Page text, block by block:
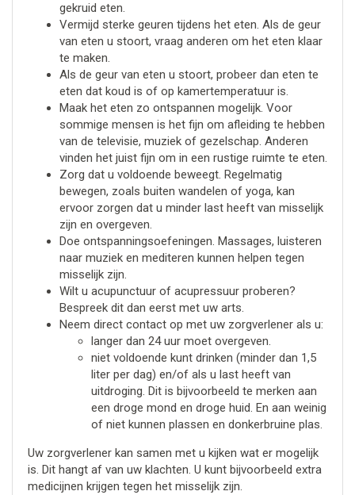
gekruid eten.
Vermijd sterke geuren tijdens het eten. Als de geur
van eten u stoort, vraag anderen om het eten klaar
te maken.
Als de geur van eten u stoort, probeer dan eten te
eten dat koud is of op kamertemperatuur is.
Maak het eten zo ontspannen mogelijk. Voor
sommige mensen is het fijn om afleiding te hebben
van de televisie, muziek of gezelschap. Anderen
vinden het juist fijn om in een rustige ruimte te eten.
Zorg dat u voldoende beweegt. Regelmatig
bewegen, zoals buiten wandelen of yoga, kan
ervoor zorgen dat u minder last heeft van misselijk
zijn en overgeven.
Doe ontspanningsoefeningen. Massages, luisteren
naar muziek en mediteren kunnen helpen tegen
misselijk zijn.
Wilt u acupunctuur of acupressuur proberen?
Bespreek dit dan eerst met uw arts.
Neem direct contact op met uw zorgverlener als u:
langer dan 24 uur moet overgeven.
niet voldoende kunt drinken (minder dan 1,5
liter per dag) en/of als u last heeft van
uitdroging. Dit is bijvoorbeeld te merken aan
een droge mond en droge huid. En aan weinig
of niet kunnen plassen en donkerbruine plas.
Uw zorgverlener kan samen met u kijken wat er mogelijk
is. Dit hangt af van uw klachten. U kunt bijvoorbeeld extra
medicijnen krijgen tegen het misselijk zijn.